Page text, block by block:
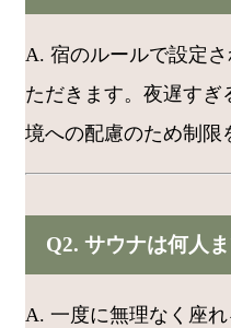
A. 宿のルールで設定
ただきます。夜遅すぎ
境への配慮のため制限
Q2. サウナは何人
A. 一度に無理なく座れ